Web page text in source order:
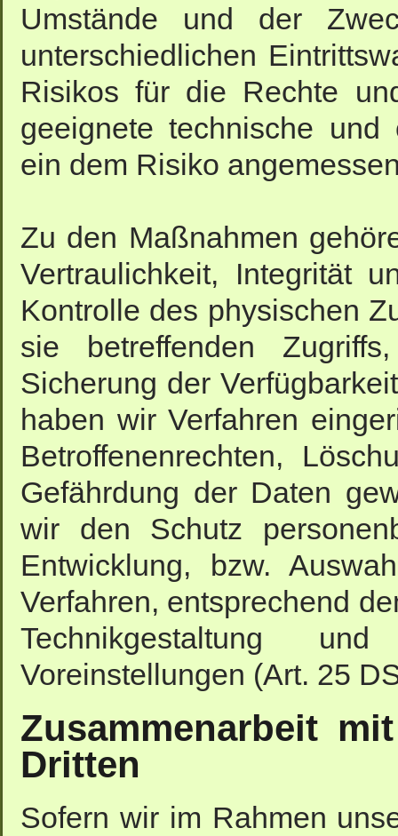
Umstände und der
unterschiedlichen
Risikos für die Rechte
geeignete technische und
ein dem Risiko
Zu den Maßnahmen
Vertraulichkeit, Integrität
Kontrolle des physischen
sie betreffenden
Sicherung der
haben wir Verfahren
Betroffenenrechten,
Gefährdung der Daten
wir den Schutz
Entwicklung, bzw.
Verfahren, entsprechend
Technikgestaltung
Voreinstellungen (Art. 25
Zusammenarbeit
Dritten
Sofern wir im Rahmen